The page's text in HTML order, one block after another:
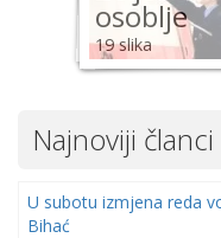
osoblje
19 slika
Najnoviji članci
U subotu izmjena reda
Bihać